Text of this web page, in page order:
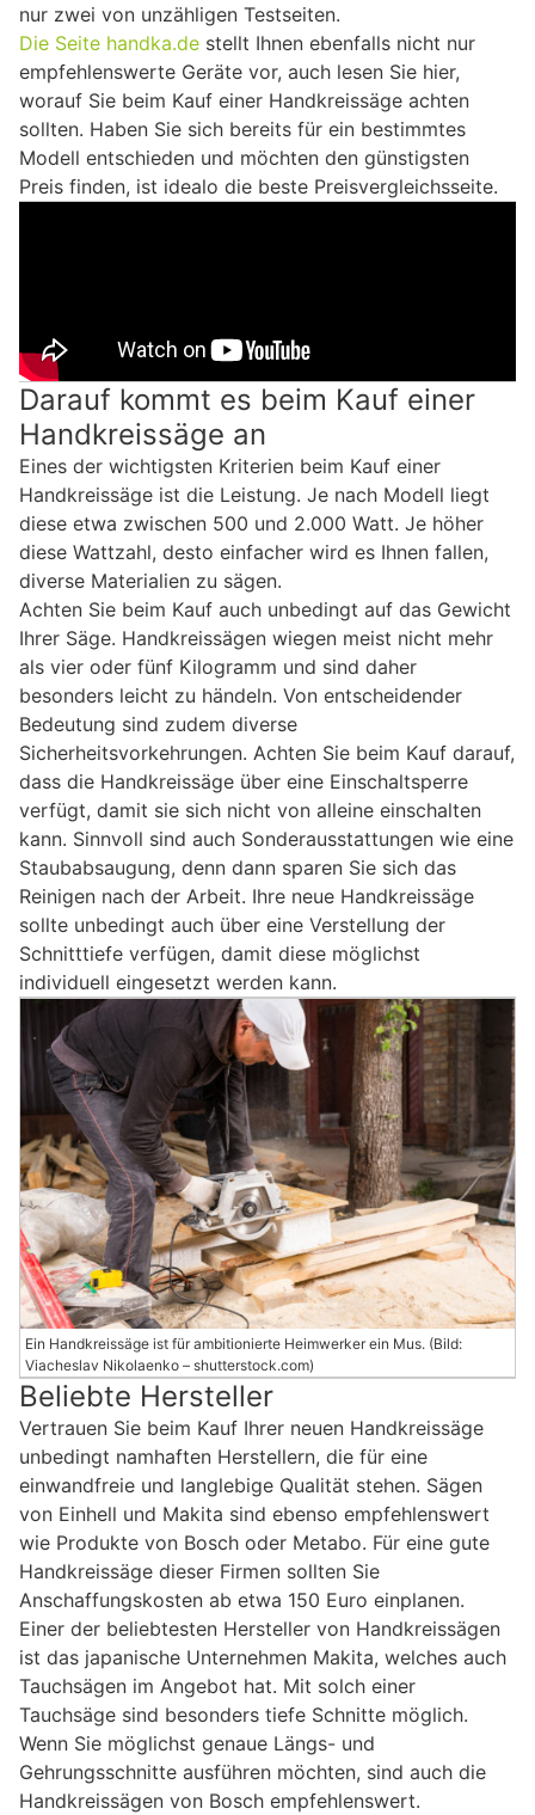
nur zwei von unzähligen Testseiten.
Die Seite handka.de stellt Ihnen ebenfalls nicht nur
empfehlenswerte Geräte vor, auch lesen Sie hier,
worauf Sie beim Kauf einer Handkreissäge achten
sollten. Haben Sie sich bereits für ein bestimmtes
Modell entschieden und möchten den günstigsten
Preis finden, ist idealo die beste Preisvergleichsseite.
Darauf kommt es beim Kauf einer
Handkreissäge an
Eines der wichtigsten Kriterien beim Kauf einer
Handkreissäge ist die Leistung. Je nach Modell liegt
diese etwa zwischen 500 und 2.000 Watt. Je höher
diese Wattzahl, desto einfacher wird es Ihnen fallen,
diverse Materialien zu sägen.
Achten Sie beim Kauf auch unbedingt auf das Gewicht
Ihrer Säge. Handkreissägen wiegen meist nicht mehr
als vier oder fünf Kilogramm und sind daher
besonders leicht zu händeln. Von entscheidender
Bedeutung sind zudem diverse
Sicherheitsvorkehrungen. Achten Sie beim Kauf darauf,
dass die Handkreissäge über eine Einschaltsperre
verfügt, damit sie sich nicht von alleine einschalten
kann. Sinnvoll sind auch Sonderausstattungen wie eine
Staubabsaugung, denn dann sparen Sie sich das
Reinigen nach der Arbeit. Ihre neue Handkreissäge
sollte unbedingt auch über eine Verstellung der
Schnitttiefe verfügen, damit diese möglichst
individuell eingesetzt werden kann.
Ein Handkreissäge ist für ambitionierte Heimwerker ein Mus. (Bild:
Viacheslav Nikolaenko – shutterstock.com)
Beliebte Hersteller
Vertrauen Sie beim Kauf Ihrer neuen Handkreissäge
unbedingt namhaften Herstellern, die für eine
einwandfreie und langlebige Qualität stehen. Sägen
von Einhell und Makita sind ebenso empfehlenswert
wie Produkte von Bosch oder Metabo. Für eine gute
Handkreissäge dieser Firmen sollten Sie
Anschaffungskosten ab etwa 150 Euro einplanen.
Einer der beliebtesten Hersteller von Handkreissägen
ist das japanische Unternehmen Makita, welches auch
Tauchsägen im Angebot hat. Mit solch einer
Tauchsäge sind besonders tiefe Schnitte möglich.
Wenn Sie möglichst genaue Längs- und
Gehrungsschnitte ausführen möchten, sind auch die
Handkreissägen von Bosch empfehlenswert.